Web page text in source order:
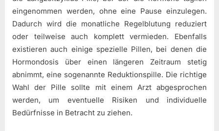
eingenommen werden, ohne eine Pause einzulegen.
Dadurch wird die monatliche Regelblutung reduziert
oder teilweise auch komplett vermieden. Ebenfalls
existieren auch einige spezielle Pillen, bei denen die
Hormondosis über einen längeren Zeitraum stetig
abnimmt, eine sogenannte Reduktionspille. Die richtige
Wahl der Pille sollte mit einem Arzt abgesprochen
werden, um eventuelle Risiken und individuelle
Bedürfnisse in Betracht zu ziehen.